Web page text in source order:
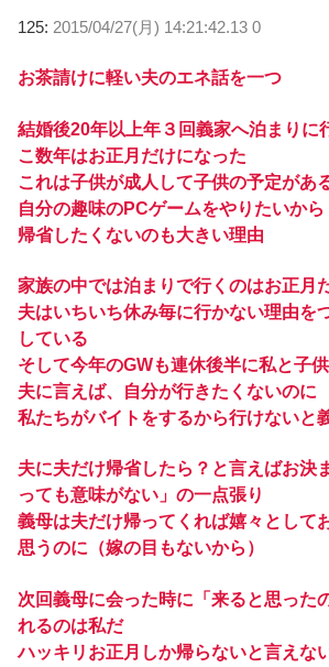
125: 2015/04/27(月) 14:21:42.13 0
お茶請けに軽い夫のエネ話を一つ
結婚後20年以上年３回義家へ泊まりに
こ数年はお正月だけになった
これは子供が成人して子供の予定があ
自分の趣味のPCゲームをやりたいから
帰省したくないのも大きい理由
家族の中では泊まりで行くのはお正月
夫はいちいち休み毎に行かない理由を
している
そして今年のGWも連休後半に私と子
夫に言えば、自分が行きたくないのに
私たちがバイトをするから行けないと
夫に夫だけ帰省したら？と言えばお決
っても意味がない」の一点張り
義母は夫だけ帰ってくれば嬉々として
思うのに（嫁の目もないから）
次回義母に会った時に「来ると思った
れるのは私だ
ハッキリお正月しか帰らないと言えな